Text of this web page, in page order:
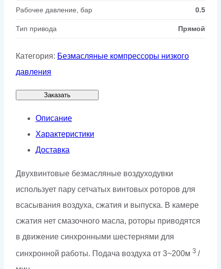
Рабочее давление, бар 0.5
Тип привода Прямой
Категория: Безмасляные компрессоры низкого
давления
Заказать
Описание
Характеристики
Доставка
Двухвинтовые безмасляные воздуходувки
использует пару сетчатых винтовых роторов для
всасывания воздуха, сжатия и выпуска. В камере
сжатия нет смазочного масла, роторы приводятся
в движение синхронными шестернями для
синхронной работы. Подача воздуха от 3~200м 3 /